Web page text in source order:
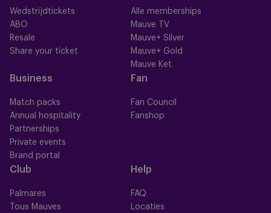
Wedstrijdtickets
ABO
Resale
Share your ticket
Alle memberships
Mauve TV
Mauve+ Silver
Mauve+ Gold
Mauve Ket
Business
Match packs
Annual hospitality
Partnerships
Private events
Brand portal
Fan
Fan Council
Fanshop
Club
Palmares
Tous Mauves
Help
FAQ
Locaties